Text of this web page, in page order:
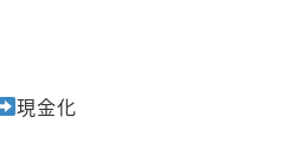
現金化